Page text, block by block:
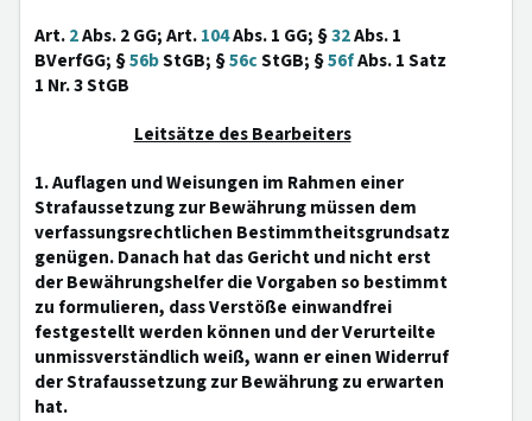
Art.2Abs. 2 GG; Art.104Abs. 1 GG; §32Abs. 1
BVerfGG; §56bStGB; §56cStGB; §56fAbs. 1 Satz
1 Nr. 3 StGB
Leitsätze des Bearbeiters
1. Auflagen und Weisungen im Rahmen einer
Strafaussetzung zur Bewährung müssen dem
verfassungsrechtlichen Bestimmtheitsgrundsatz
genügen. Danach hat das Gericht und nicht erst
der Bewährungshelfer die Vorgaben so bestimmt
zu formulieren, dass Verstöße einwandfrei
festgestellt werden können und der Verurteilte
unmissverständlich weiß, wann er einen Widerruf
der Strafaussetzung zur Bewährung zu erwarten
hat.